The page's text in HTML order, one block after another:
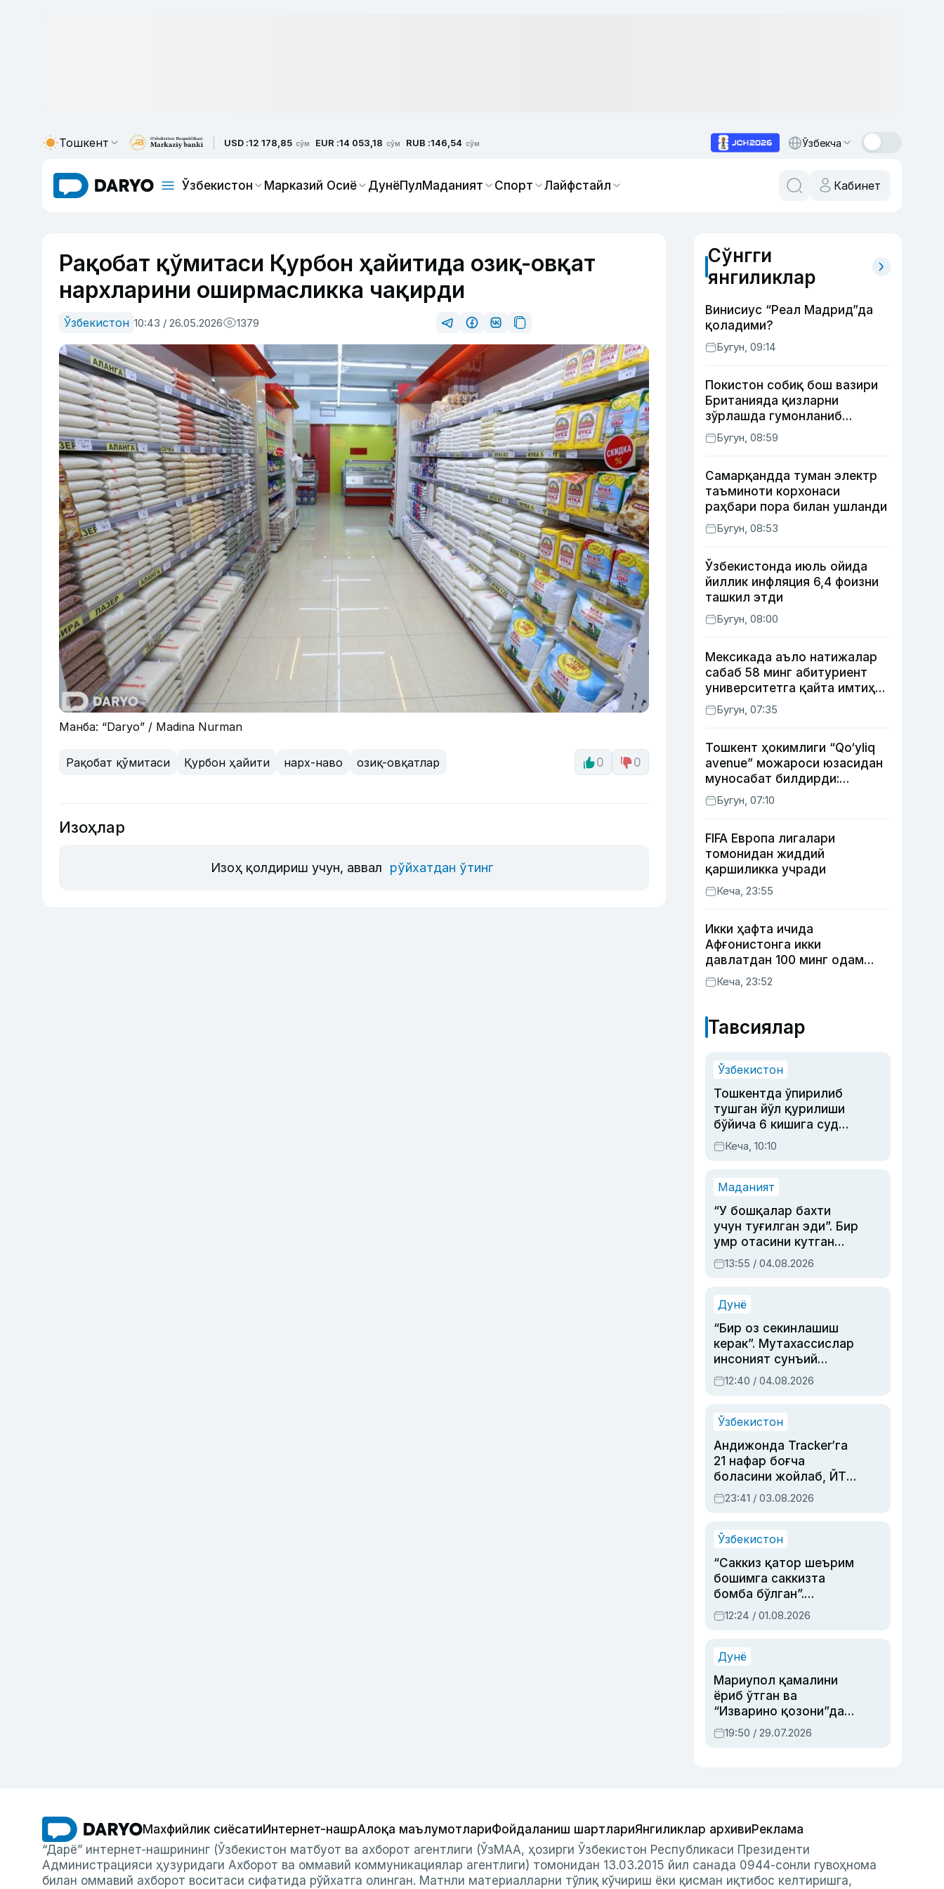
Тошкент USD :12 178,85 сўм EUR :14 053,18 сўм RUB :146,54 сўм Ўзбекча
Ўзбекистон Марказий Осиё ДунёПулМаданият Спорт Лайфстайл Кабинет
Рақобат қўмитаси Қурбон ҳайитида озиқ-овқат
нархларини оширмасликка чақирди
Ўзбекистон 10:43 / 26.05.2026 1379
Манба: “Daryo” / Madina Nurman
Рақобат қўмитаси Қурбон ҳайити нарх-наво озиқ-овқатлар 0 0
Изоҳлар
Изоҳ қолдириш учун, аввал рўйхатдан ўтинг
Сўнгги
янгиликлар
Винисиус “Реал Мадрид”да
қоладими?
Бугун, 09:14
Покистон собиқ бош вазири
Британияда қизларни
зўрлашда гумонланиб
ушланган — The Guardian
Бугун, 08:59
Самарқандда туман электр
таъминоти корхонаси
раҳбари пора билан ушланди
Бугун, 08:53
Ўзбекистонда июль ойида
йиллик инфляция 6,4 фоизни
ташкил этди
Бугун, 08:00
Мексикада аъло натижалар
сабаб 58 минг абитуриент
университетга қайта имтиҳон
топширади
Бугун, 07:35
Тошкент ҳокимлиги “Qo‘yliq
avenue” можароси юзасидан
муносабат билдирди:
қурилиш ишларининг 53
фоизи якунланган
Бугун, 07:10
FIFA Европа лигалари
томонидан жиддий
қаршиликка учради
Кеча, 23:55
Икки ҳафта ичида
Афғонистонга икки
давлатдан 100 минг одам
қайтиб келди
Кеча, 23:52
Тавсиялар
Ўзбекистон
Тошкентда ўпирилиб
тушган йўл қурилиши
бўйича 6 кишига суд
ҳукми ўқилди
Кеча, 10:10
Маданият
“У бошқалар бахти
учун туғилган эди”. Бир
умр отасини кутган
актриса ва дубльяж
устаси Римма
синовларга тўла ҳаёти
13:55 / 04.08.2026
Дунё
“Бир оз секинлашиш
керак”. Мутахассислар
инсоният сунъий
интеллектни бошқара
олмай қолишидан
12:40 / 04.08.2026
Ўзбекистон
Андижонда Tracker’га
21 нафар боғча
боласини жойлаб, ЙТҲ
содир этган аёлга суд
ҳукми ўқилди
23:41 / 03.08.2026
Ўзбекистон
“Саккиз қатор шеърим
бошимга саккизта
бомба бўлган”.
Абдулла Ориповни
сиёсий айбловлардан
12:24 / 01.08.2026
Дунё
Мариупол қамалини
ёриб ўтган ва
“Изварино қозони”дан
чиққан қаҳрамон —
Украина армияси бош
19:50 / 29.07.2026
Махфийлик сиёсатиИнтернет-нашрАлоқа маълумотлариФойдаланиш шартлариЯнгиликлар архивиРеклама
“Дарё” интернет-нашрининг (Ўзбекистон матбуот ва ахборот агентлиги (ЎзМАА, ҳозирги Ўзбекистон Республикаси Президенти
Администрацияси ҳузуридаги Ахборот ва оммавий коммуникациялар агентлиги) томонидан 13.03.2015 йил санада 0944-сонли гувоҳнома
билан оммавий ахборот воситаси сифатида рўйхатга олинган. Матнли материалларни тўлиқ кўчириш ёки қисман иқтибос келтиришга,